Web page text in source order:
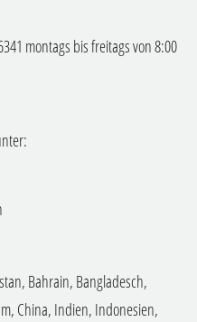
montags bis freitags von 8:00
Bahrain, Bangladesch,
China, Indien, Indonesien,